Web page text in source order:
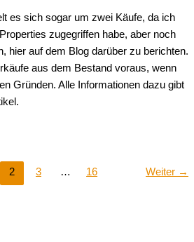
es sich sogar um zwei Käufe, da ich
zugegriffen habe, aber noch
hier auf dem Blog darüber zu berichten.
aus dem Bestand voraus, wenn
Gründen. Alle Informationen dazu gibt
2 3 … 16 Weiter →